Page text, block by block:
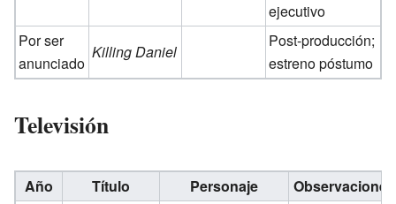
ejecutivo
Por ser
anunciado
Killing Daniel
Post-producción;
estreno póstumo
Televisión
Año Título Personaje Observaciones